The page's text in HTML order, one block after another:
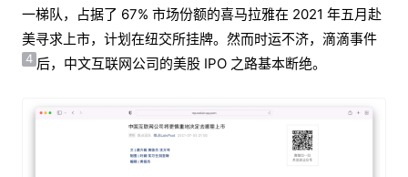
一梯队，占据了 67% 市场份额的喜马拉雅在 2021 年五月赴
美寻求上市，计划在纽交所挂牌。然而时运不济，滴滴事件
4 后，中文互联网公司的美股 IPO 之路基本断绝。